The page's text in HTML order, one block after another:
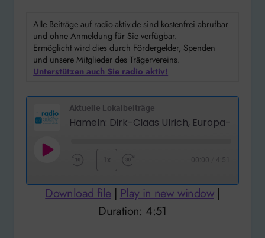
Alle Beiträge auf radio-aktiv.de sind kostenfrei abrufbar
und ohne Anmeldung für Sie verfügbar.
Ermöglicht wird dies durch Fördergelder, Spenden
und unsere Mitglieder des Trägervereins.
Unterstützen auch Sie radio aktiv!
Aktuelle Lokalbeiträge
Play
10
Seconds
1x
Forward
4:51
Download file| Play in new window|
Duration: 4:51